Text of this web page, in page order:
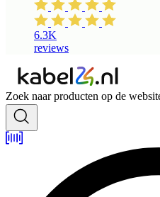
6.3K
reviews
Zoek naar producten op de